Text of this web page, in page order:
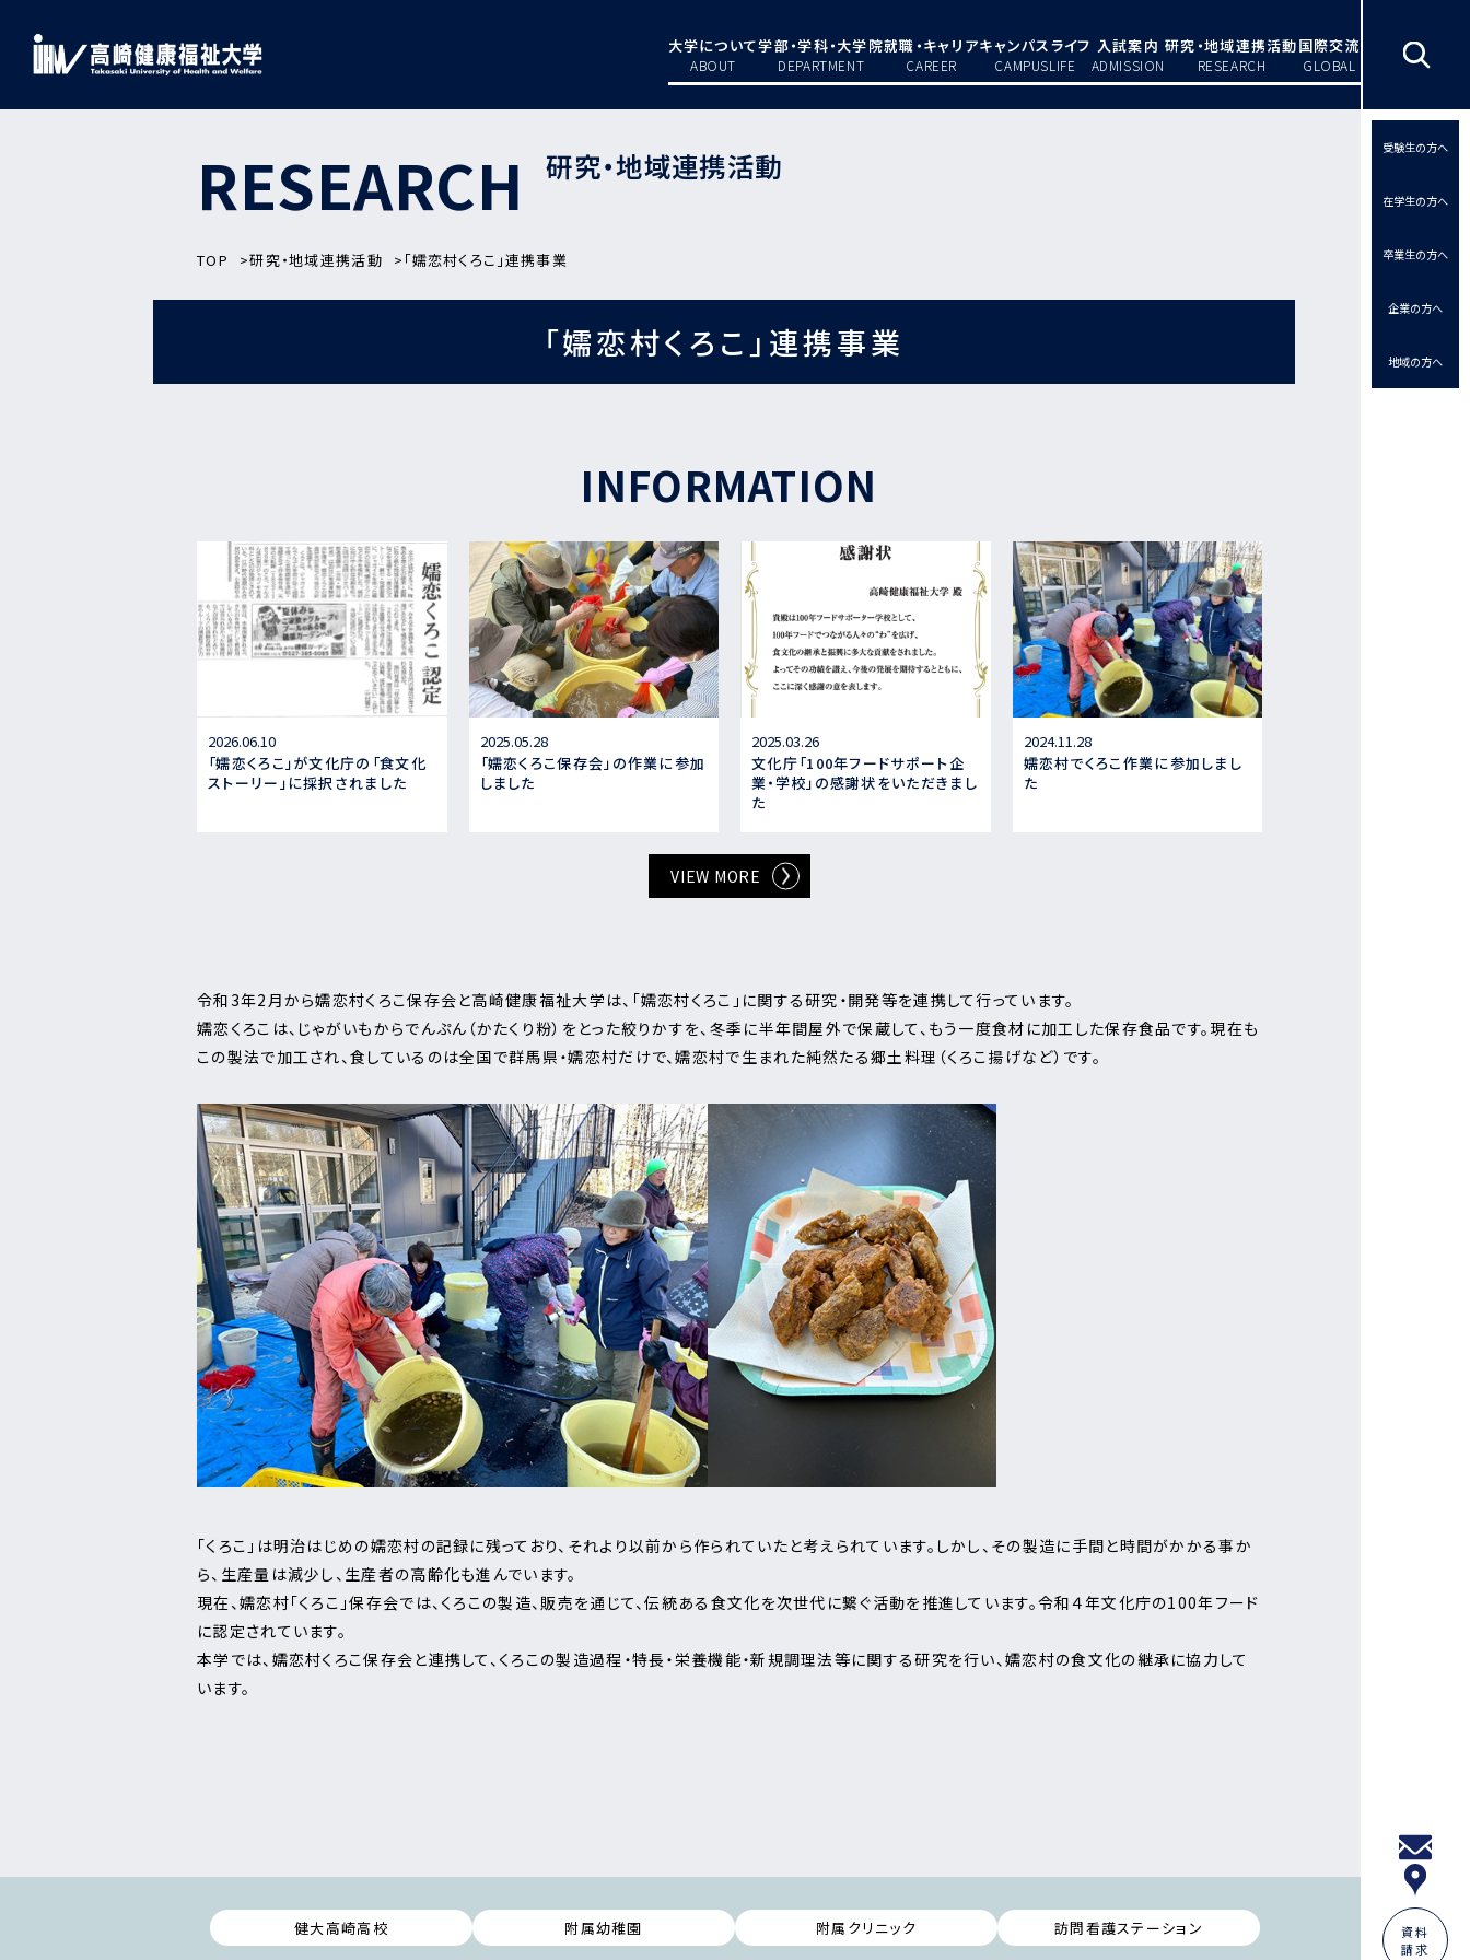
大学について
ABOUT
学部・学科・大学院
DEPARTMENT
就職・キャリア
CAREER
キャンパスライフ
CAMPUSLIFE
入試案内
ADMISSION
研究・地域連携活動
RESEARCH
国際交流
GLOBAL
受験生の方へ
在学生の方へ
卒業生の方へ
企業の方へ
地域の方へ
資料
請求
RESEARCH 研究・地域連携活動
TOP 研究・地域連携活動 「嬬恋村くろこ」連携事業
「嬬恋村くろこ」連携事業
INFORMATION
2026.06.10
「嬬恋くろこ」が文化庁の「食文化
ストーリー」に採択されました
2025.05.28
「嬬恋くろこ保存会」の作業に参加
しました
2025.03.26
文化庁「100年フードサポート企
業・学校」の感謝状をいただきまし
た
2024.11.28
嬬恋村でくろこ作業に参加しまし
た
VIEW MORE
令和3年2月から嬬恋村くろこ保存会と高崎健康福祉大学は、「嬬恋村くろこ」に関する研究・開発等を連携して行っています。
嬬恋くろこは、じゃがいもからでんぷん（かたくり粉）をとった絞りかすを、冬季に半年間屋外で保蔵して、もう一度食材に加工した保存食品です。現在も
この製法で加工され、食しているのは全国で群馬県・嬬恋村だけで、嬬恋村で生まれた純然たる郷土料理（くろこ揚げなど）です。
「くろこ」は明治はじめの嬬恋村の記録に残っており、それより以前から作られていたと考えられています。しかし、その製造に手間と時間がかかる事か
ら、生産量は減少し、生産者の高齢化も進んでいます。
現在、嬬恋村「くろこ」保存会では、くろこの製造、販売を通じて、伝統ある食文化を次世代に繋ぐ活動を推進しています。令和４年文化庁の100年フード
に認定されています。
本学では、嬬恋村くろこ保存会と連携して、くろこの製造過程・特長・栄養機能・新規調理法等に関する研究を行い、嬬恋村の食文化の継承に協力して
います。
健大高崎高校 附属幼稚園 附属クリニック 訪問看護ステーション